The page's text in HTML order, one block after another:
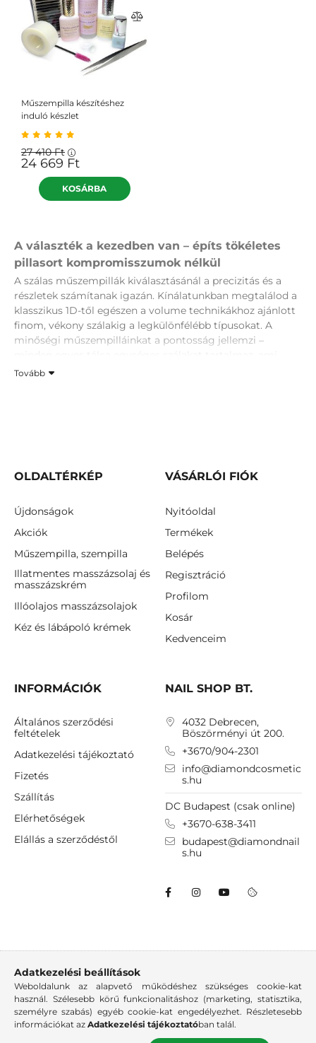
Műszempilla készítéshez
induló készlet
24 669 Ft
27 410Ft
A választék a kezedben van – építs tökéletes
pillasort kompromisszumok nélkül
A szálas műszempillák kiválasztásánál a precizitás és a
részletek számítanak igazán. Kínálatunkban megtalálod a
klasszikus 1D-től egészen a volume technikákhoz ajánlott
finom, vékony szálakig a legkülönfélébb típusokat. A
minőségi műszempilláinkat a pontosság jellemzi –
gyorsabb és könnyebb munkavégzést biztosít. Tökéletes
Tovább
OLDALTÉRKÉP
Újdonságok
Akciók
Műszempilla, szempilla
Illatmentes masszázsolaj és
masszázskrém
Illóolajos masszázsolajok
Kéz és lábápoló krémek
VÁSÁRLÓI FIÓK
Nyitóoldal
Termékek
Belépés
Regisztráció
Profilom
Kosár
Kedvenceim
INFORMÁCIÓK
Általános szerződési
feltételek
Adatkezelési tájékoztató
Fizetés
Szállítás
Elérhetőségek
Elállás a szerződéstől
NAIL SHOP BT.
4032 Debrecen,
Böszörményi út 200.
+3670/904-2301
info@diamondcosmetic
s.hu
DC Budapest (csak online)
+3670-638-3411
budapest@diamondnail
s.hu
Adatkezelési beállítások
Weboldalunk az alapvető működéshez szükséges cookie-kat
használ. Szélesebb körű funkcionalitáshoz (marketing, statisztika,
személyre szabás) egyéb cookie-kat engedélyezhet. Részletesebb
információkat az Adatkezelési tájékoztatóban talál.